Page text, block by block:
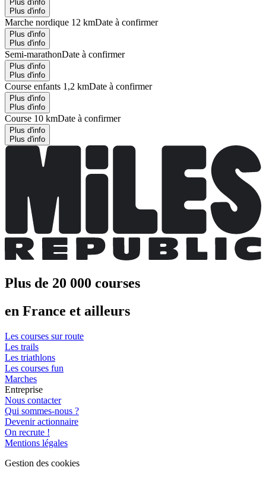
Plus d'info
Plus d'info
Marche nordique 12 kmDate à confirmer
Plus d'info
Plus d'info
Semi-marathonDate à confirmer
Plus d'info
Plus d'info
Course enfants 1,2 kmDate à confirmer
Plus d'info
Plus d'info
Course 10 kmDate à confirmer
Plus d'info
Plus d'info
Plus de 20 000 courses
en France et ailleurs
Les courses sur route
Les trails
Les triathlons
Les courses fun
Marches
Entreprise
Nous contacter
Qui sommes-nous ?
Devenir actionnaire
On recrute !
Mentions légales
Gestion des cookies